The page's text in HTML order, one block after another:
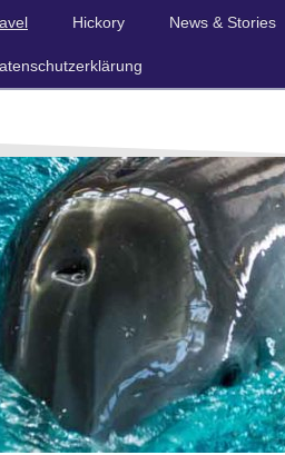
Hickory News & Stories